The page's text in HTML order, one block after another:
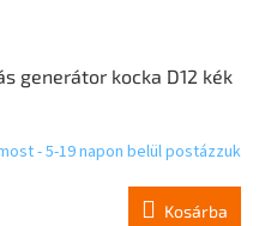
generátor kocka D12 kék
- 5-19 napon belül postázzuk
Kosárba